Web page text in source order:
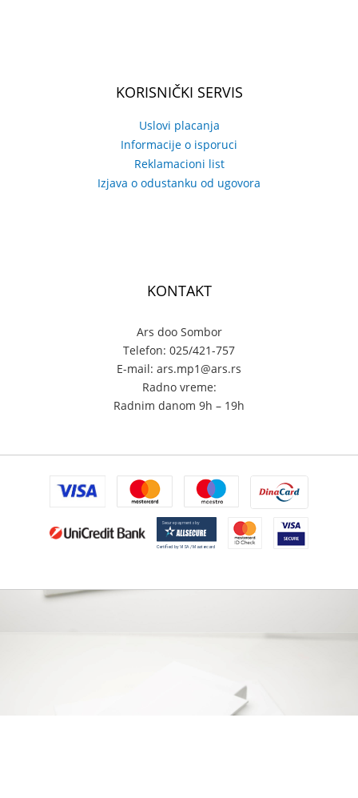
KORISNIČKI SERVIS
Uslovi placanja
Informacije o isporuci
Reklamacioni list
Izjava o odustanku od ugovora
KONTAKT
Ars doo Sombor
Telefon: 025/421-757
E-mail: ars.mp1@ars.rs
Radno vreme:
Radnim danom 9h – 19h